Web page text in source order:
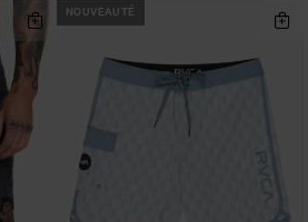
NOUVEAUTÉ